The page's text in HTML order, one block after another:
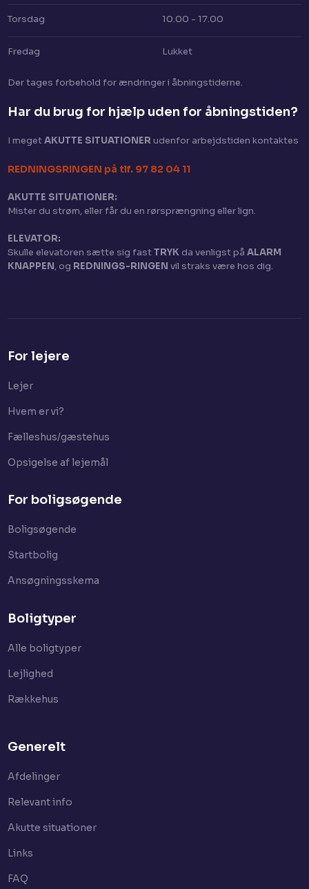
Torsdag 10.00 - 17.00
Fredag Lukket
Der tages for​behold for ændringer i åbningstiderne.
Har du brug for hjælp uden for åbningstiden?​
I megetAKUTTE SITUATIONER​ udenfor arbejdstiden kontaktes
​REDNINGSRINGEN på tlf. 97 82 04 11
AKUTTE SITUATIONER:
Mister du strøm, eller får du en rørsprængning eller lign.
ELEVATOR:
Skulle elevatoren sætte sig fastTRYKda venligst på ALARM
KNAPPEN, og REDNINGS-RINGEN vil straks være hos dig.​
For lejere
Lejer​
Hvem er vi?
Fælleshus/gæstehus
Opsigelse af lejemål
For boligsøgende
Boligsøgende
Startbolig​
Ansøgningsskema
Boligtyper
Alle boligtyper
Lejlighed
Rækkehus
Generelt
Afdelinger
Relevant info
Akutte situationer
Links
FAQ